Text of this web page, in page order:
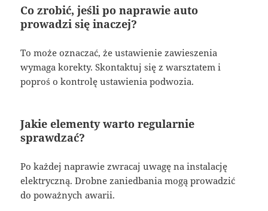
Co zrobić, jeśli po naprawie auto
prowadzi się inaczej?
To może oznaczać, że ustawienie zawieszenia
wymaga korekty. Skontaktuj się z warsztatem i
poproś o kontrolę ustawienia podwozia.
Jakie elementy warto regularnie
sprawdzać?
Po każdej naprawie zwracaj uwagę na instalację
elektryczną. Drobne zaniedbania mogą prowadzić
do poważnych awarii.